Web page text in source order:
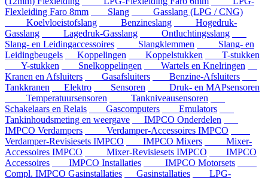
Flexleiding Faro 8mm
Slang
Gasslang (LPG / CNG)
Koelvloeistofslang
Benzineslang
Hogedruk-
Gasslang
Lagedruk-Gasslang
Ontluchtingsslang
Slang- en Leidingaccessoires
Slangklemmen
Slang- en
Leidingbeugels
Koppelingen Koppelstukken
T-stukken
Y-stukken
Snelkoppelingen
Wartels en Knelringen
Kranen en Afsluiters
Gasafsluiters
Benzine-Afsluiters
Tankkranen
Elektro Sensoren
Druk- en MAPsensoren
Temperatuursensoren
Tankniveausensoren
Schakelaars en Relais
Gascomputers
Emulators
Tankinhoudsmeting en weergave
IMPCO Onderdelen
IMPCO Verdampers
Verdamper-Accessoires IMPCO
Verdamper-Revisiesets IMPCO
IMPCO Mixers
Mixer-
Accessoires IMPCO
Mixer-Revisiesets IMPCO
IMPCO
Accessoires
IMPCO Installaties
IMPCO Motorsets
Compl. IMPCO Gasinstallaties
Gasinstallaties
LPG-